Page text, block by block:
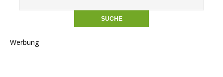
Werbung